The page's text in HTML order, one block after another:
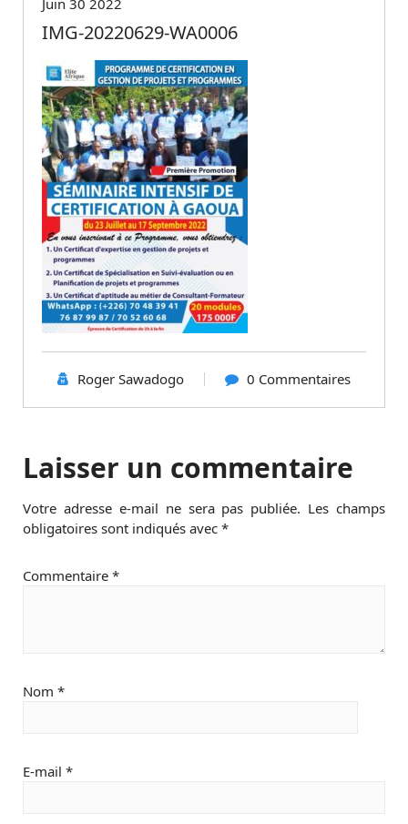
IMG-20220629-WA0006
Roger Sawadogo 0 Commentaires
Laisser un commentaire
Votre adresse e-mail ne sera pas publiée. Les champs
obligatoires sont indiqués avec *
Commentaire *
Nom *
E-mail *